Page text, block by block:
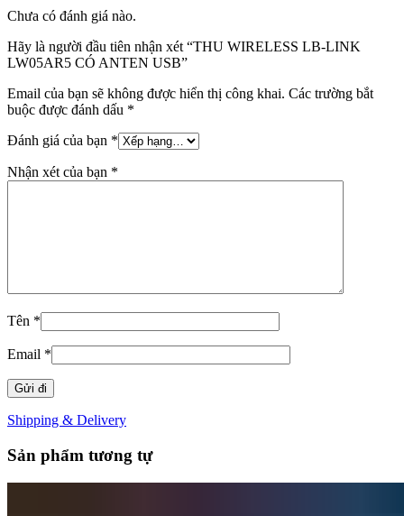
Chưa có đánh giá nào.
Hãy là người đầu tiên nhận xét “THU WIRELESS LB-LINK
LW05AR5 CÓ ANTEN USB”
Email của bạn sẽ không được hiển thị công khai. Các trường bắt
buộc được đánh dấu *
Đánh giá của bạn *
Nhận xét của bạn *
Tên *
Email *
Shipping & Delivery
Sản phẩm tương tự